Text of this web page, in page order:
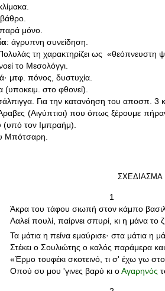
μόνο.
: άγρυπνη συνείδηση.
τη χαρακτηρίζει ως «θεόπνευστη
το Μεσολόγγι.
μτφ. πόνος, δυστυχία.
(υποκειμ. στο φθονεί).
Για την κατανόηση του αποσπ. 3
(Αιγύπτιοι) που όπως ξέρουμε
(υπό τον Ιμπραήμ).
Μπότσαρη.
ΣΧΕΔΙΑΣΜΑ
1
Άκρα του τάφου σιωπή στον κάμπο
Λαλεί πουλί, παίρνει σπυρί, κι η μάνα το
Τα μάτια η πείνα εμαύρισε· στα μάτια η
Στέκει ο Σουλιώτης ο καλός παράμερα και
«Έρμο τουφέκι σκοτεινό, τι σ' έχω γω στο
Οπού συ μου 'γινες βαρύ κι οΑγαρηνός